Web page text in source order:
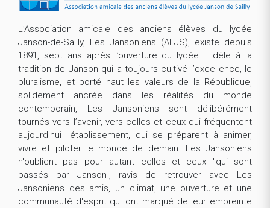
L’Association amicale des anciens élèves du lycée
Janson-de-Sailly, Les Jansoniens (AEJS), existe depuis
1891, sept ans après l’ouverture du lycée. Fidèle à la
tradition de Janson qui a toujours cultivé l’excellence, le
pluralisme, et porté haut les valeurs de la République,
solidement ancrée dans les réalités du monde
contemporain, Les Jansoniens sont délibérément
tournés vers l’avenir, vers celles et ceux qui fréquentent
aujourd'hui l'établissement, qui se préparent à animer,
vivre et piloter le monde de demain. Les Jansoniens
n'oublient pas pour autant celles et ceux "qui sont
passés par Janson", ravis de retrouver avec Les
Jansoniens des amis, un climat, une ouverture et une
communauté d'esprit qui ont marqué de leur empreinte